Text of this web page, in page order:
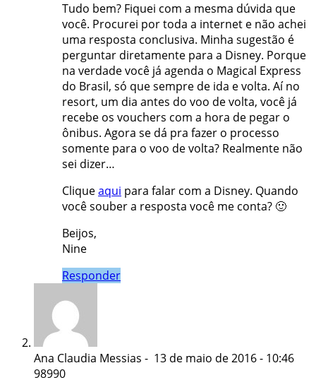
Tudo bem? Fiquei com a mesma dúvida que
você. Procurei por toda a internet e não achei
uma resposta conclusiva. Minha sugestão é
perguntar diretamente para a Disney. Porque
na verdade você já agenda o Magical Express
do Brasil, só que sempre de ida e volta. Aí no
resort, um dia antes do voo de volta, você já
recebe os vouchers com a hora de pegar o
ônibus. Agora se dá pra fazer o processo
somente para o voo de volta? Realmente não
sei dizer…
Cliqueaqui para falar com a Disney. Quando
você souber a resposta você me conta? 🙂
Beijos,
Nine
Responder
Ana Claudia Messias - 13 de maio de 2016 - 10:46
98990